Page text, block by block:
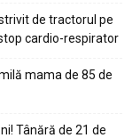
de tractorul pe
cardio-respirator
mama de 85 de
Tânără de 21 de